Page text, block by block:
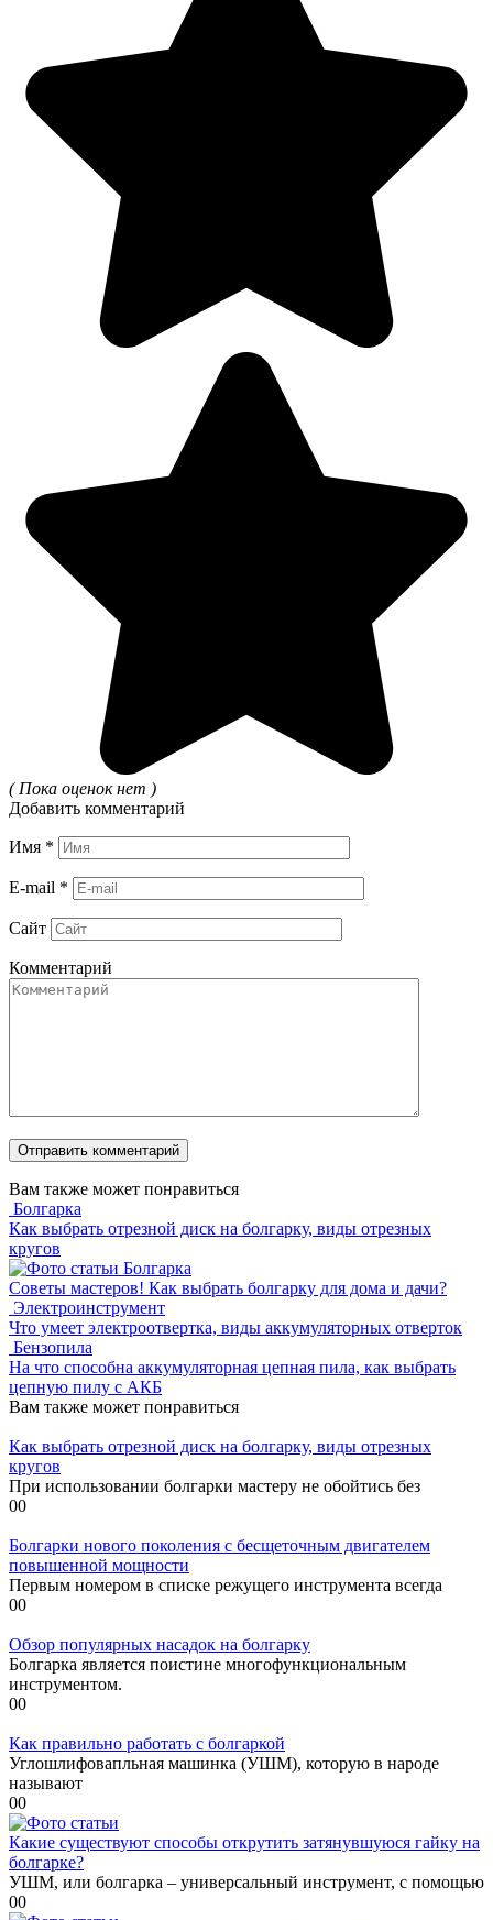
( Пока оценок нет )
Добавить комментарий
Имя *
E-mail *
Сайт
Комментарий
Вам также может понравиться
Болгарка
Как выбрать отрезной диск на болгарку, виды отрезных
кругов
Болгарка
Советы мастеров! Как выбрать болгарку для дома и дачи?
Электроинструмент
Что умеет электроотвертка, виды аккумуляторных отверток
Бензопила
На что способна аккумуляторная цепная пила, как выбрать
цепную пилу с АКБ
Вам также может понравиться
Как выбрать отрезной диск на болгарку, виды отрезных
кругов
При использовании болгарки мастеру не обойтись без
00
Болгарки нового поколения с бесщеточным двигателем
повышенной мощности
Первым номером в списке режущего инструмента всегда
00
Обзор популярных насадок на болгарку
Болгарка является поистине многофункциональным
инструментом.
00
Как правильно работать с болгаркой
Углошлифовапльная машинка (УШМ), которую в народе
называют
00
Какие существуют способы открутить затянувшуюся гайку на
болгарке?
УШМ, или болгарка – универсальный инструмент, с помощью
00